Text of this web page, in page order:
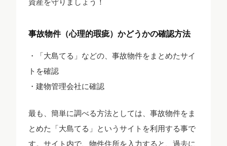
事故物件（心理的瑕疵）かどうかの確認方法
・「大島てる」などの、事故物件をまとめたサイ
トを確認
・建物管理会社に確認
最も、簡単に調べる方法としては、事故物件をま
とめた「大島てる」というサイトを利用する事で
す。サイト内で、物件住所を入力すると、過去に